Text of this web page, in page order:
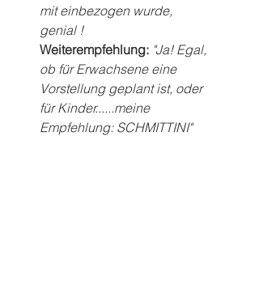
mit einbezogen wurde,
genial !
Weiterempfehlung: "Ja! Egal,
ob für Erwachsene eine
Vorstellung geplant ist, oder
für Kinder......meine
Empfehlung: SCHMITTINI"